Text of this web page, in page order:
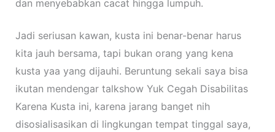
dan menyebabkan cacat hingga lumpuh.
Jadi seriusan kawan, kusta ini benar-benar harus
kita jauh bersama, tapi bukan orang yang kena
kusta yaa yang dijauhi. Beruntung sekali saya bisa
ikutan mendengar talkshow Yuk Cegah Disabilitas
Karena Kusta ini, karena jarang banget nih
disosialisasikan di lingkungan tempat tinggal saya,